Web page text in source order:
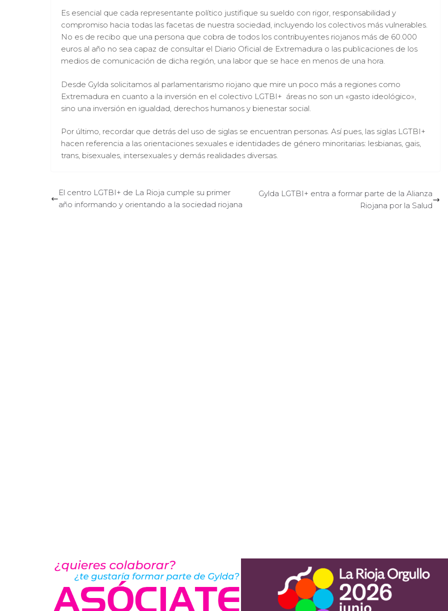
Es esencial que cada representante político justifique su sueldo con rigor, responsabilidad y
compromiso hacia todas las facetas de nuestra sociedad, incluyendo los colectivos más vulnerables.
No es de recibo que una persona que cobra de todos los contribuyentes riojanos más de 60.000
euros al año no sea capaz de consultar el Diario Oficial de Extremadura o las publicaciones de los
medios de comunicación de dicha región, una labor que se hace en menos de una hora.
Desde Gylda solicitamos al parlamentarismo riojano que mire un poco más a regiones como
Extremadura en cuanto a la inversión en el colectivo LGTBI+ áreas no son un «gasto ideológico»,
sino una inversión en igualdad, derechos humanos y bienestar social.
Por último, recordar que detrás del uso de siglas se encuentran personas. Así pues, las siglas LGTBI+
hacen referencia a las orientaciones sexuales e identidades de género minoritarias: lesbianas, gais,
trans, bisexuales, intersexuales y demás realidades diversas.
El centro LGTBI+ de La Rioja cumple su primer
año informando y orientando a la sociedad riojana
Gylda LGTBI+ entra a formar parte de la Alianza
Riojana por la Salud